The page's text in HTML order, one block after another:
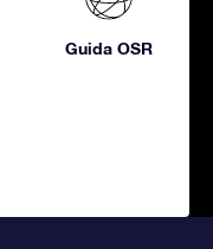
Guida OSR